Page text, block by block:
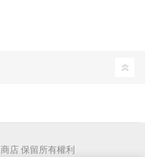
店 保留所有權利